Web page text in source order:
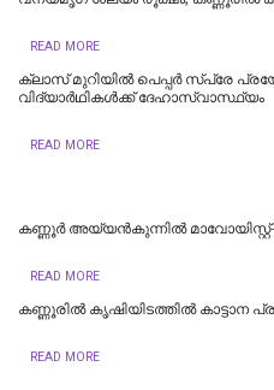
READ MORE
ക്ലാസ് മുറിയിൽ പെപ്പർ സ്പ്രേ
വിദ്യാർഥികൾക്ക് ദേഹാസ്വാസ്ഥ്യം
READ MORE
കണ്ണൂർ അയ്യൻകുന്നിൽ
READ MORE
കണ്ണൂരില്‍ കൃഷിയിടത്തിൽ കാട്ടാന
READ MORE